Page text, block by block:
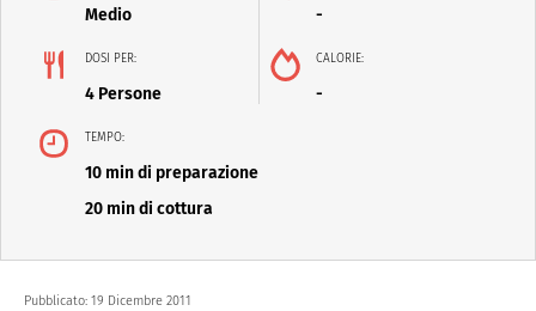
Medio -
DOSI PER:
4 Persone
CALORIE:
-
TEMPO:
10 min di preparazione
20 min di cottura
Pubblicato: 19 Dicembre 2011